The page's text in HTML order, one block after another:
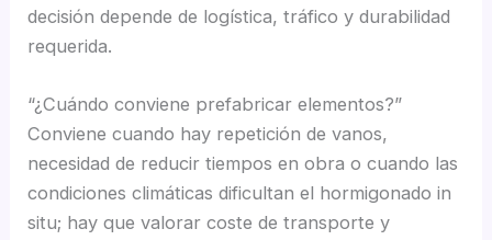
decisión depende de logística, tráfico y durabilidad
requerida.
“¿Cuándo conviene prefabricar elementos?”
Conviene cuando hay repetición de vanos,
necesidad de reducir tiempos en obra o cuando las
condiciones climáticas dificultan el hormigonado in
situ; hay que valorar coste de transporte y